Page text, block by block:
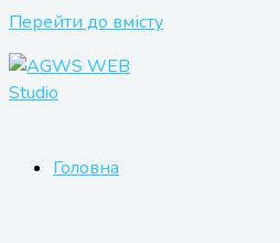
Перейти до вмісту
Головна